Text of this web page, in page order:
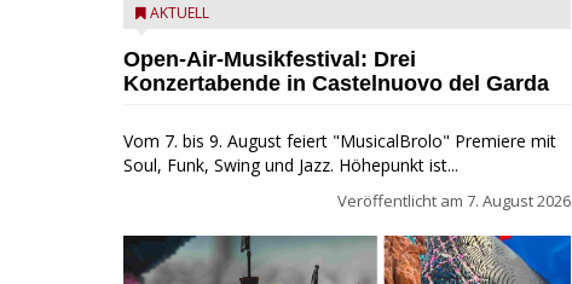
Castelnuovo del Garda: Die "Dirotta su Cuba" zu Gast
AKTUELL
Open-Air-Musikfestival: Drei
Konzertabende in Castelnuovo del Garda
Vom 7. bis 9. August feiert "MusicalBrolo" Premiere mit
Soul, Funk, Swing und Jazz. Höhepunkt ist...
Veröffentlicht am 7. August 2026